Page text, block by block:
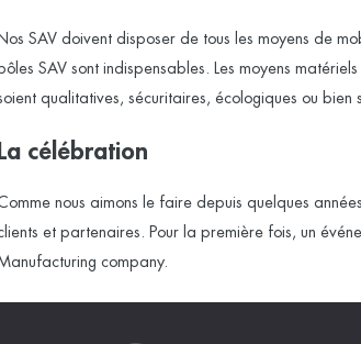
SAV doivent disposer de tous les moyens de
SAV sont indispensables. Les moyens
qualitatives, sécuritaires, écologiques ou bien
La célébration
nous aimons le faire depuis quelques
et partenaires. Pour la première fois, un
company.